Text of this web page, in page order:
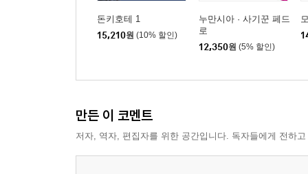
돈키호테 1
15,210원 (10% 할인)
누만시아 · 사기꾼 페드
로
12,350원 (5% 할인)
만든 이 코멘트
저자, 역자, 편집자를 위한 공간입니다. 독자들에게 전하